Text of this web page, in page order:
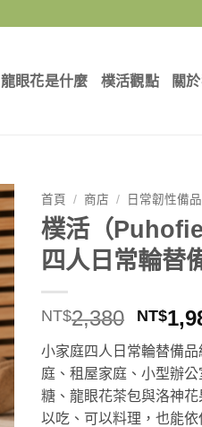
龍眼花是什麼 樸活觀點 關
首頁 / 商店 / 日常韌性備
樸活（
四人日常輪替
NT$2,380 原
始
價
格：
NT$
小家庭四人日常輪替備
庭、租屋家庭、小型辦
糖、龍眼花茶包與洛神
以吃、可以料理，也能依